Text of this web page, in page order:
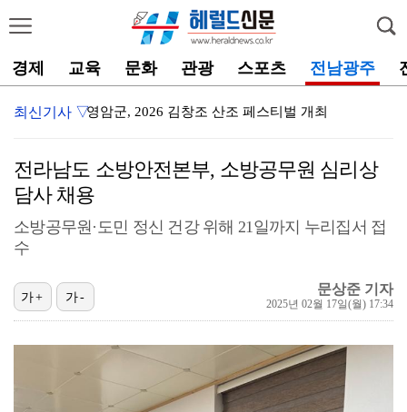
경제 교육 문화 관광 스포츠 전남광주
영암군, 2026 김창조 산조 페스티벌 개최
신안군, 전남 22개 시·군 농어업·염전 노동 업무 및…
제주시, 2026 제주독서대전 ‘청소년·청년 체험 부스…
장성군, 잇따른 기관 기탁 소식 지역에 희망
최신기사 ▽
전라남도 소방안전본부, 소방공무원 심리상
담사 채용
소방공무원·도민 정신 건강 위해 21일까지 누리집서 접
수
문상준 기자
2025년 02월 17일(월) 17:34
가+ 가-